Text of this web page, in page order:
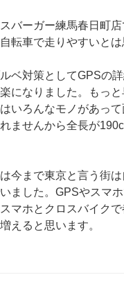
バーガー練馬春日町店
転車で走りやすいとは
ベ対策としてGPSの
になりました。もっ
いろんなモノがあっ
ませんから全長が
今まで東京と言う街は
ました。GPSやスマ
マホとクロスバイク
えると思います。